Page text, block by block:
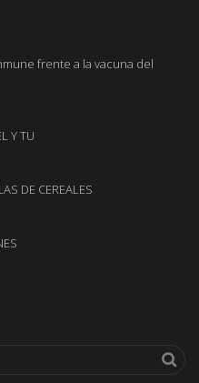
frente a la vacuna del
Y TU
DE CEREALES